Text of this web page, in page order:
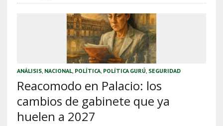
ANÁLISIS, NACIONAL, POLÍTICA, POLÍTICA GURÚ SEGURIDAD
Reacomodo en Palacio: los
cambios de gabinete que ya
huelen a 2027